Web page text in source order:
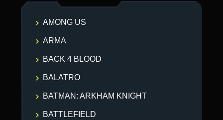
AMONG US
ARMA
BACK 4 BLOOD
BALATRO
BATMAN: ARKHAM KNIGHT
BATTLEFIELD